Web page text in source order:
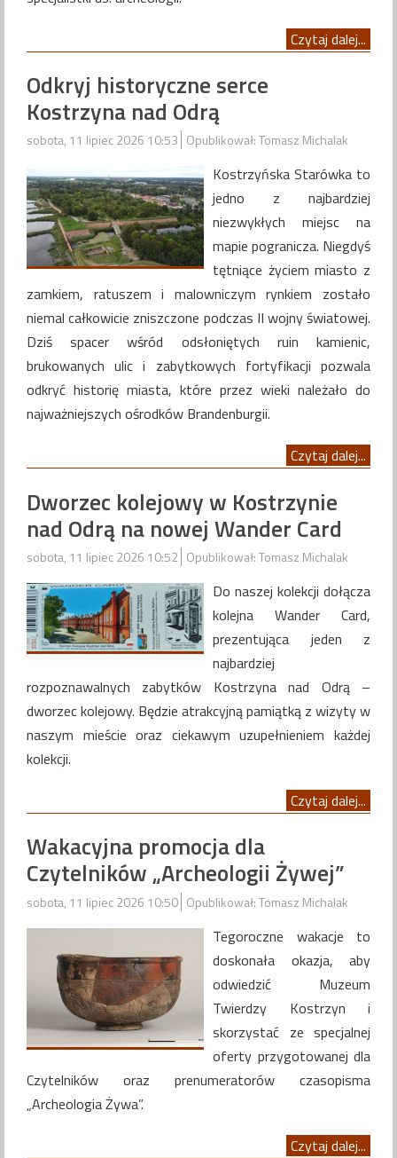
Czytaj dalej...
Odkryj historyczne serce
Kostrzyna nad Odrą
sobota, 11 lipiec 2026 10:53 Opublikował: Tomasz Michalak
Kostrzyńska Starówka to
jedno z najbardziej
niezwykłych miejsc na
mapie pogranicza. Niegdyś
tętniące życiem miasto z
zamkiem, ratuszem i malowniczym rynkiem zostało
niemal całkowicie zniszczone podczas II wojny światowej.
Dziś spacer wśród odsłoniętych ruin kamienic,
brukowanych ulic i zabytkowych fortyfikacji pozwala
odkryć historię miasta, które przez wieki należało do
najważniejszych ośrodków Brandenburgii.
Czytaj dalej...
Dworzec kolejowy w Kostrzynie
nad Odrą na nowej Wander Card
sobota, 11 lipiec 2026 10:52 Opublikował: Tomasz Michalak
Do naszej kolekcji dołącza
kolejna Wander Card,
prezentująca jeden z
najbardziej
rozpoznawalnych zabytków Kostrzyna nad Odrą –
dworzec kolejowy. Będzie atrakcyjną pamiątką z wizyty w
naszym mieście oraz ciekawym uzupełnieniem każdej
kolekcji.
Czytaj dalej...
Wakacyjna promocja dla
Czytelników „Archeologii Żywej”
sobota, 11 lipiec 2026 10:50 Opublikował: Tomasz Michalak
Tegoroczne wakacje to
doskonała okazja, aby
odwiedzić Muzeum
Twierdzy Kostrzyn i
skorzystać ze specjalnej
oferty przygotowanej dla
Czytelników oraz prenumeratorów czasopisma
„Archeologia Żywa”.
Czytaj dalej...